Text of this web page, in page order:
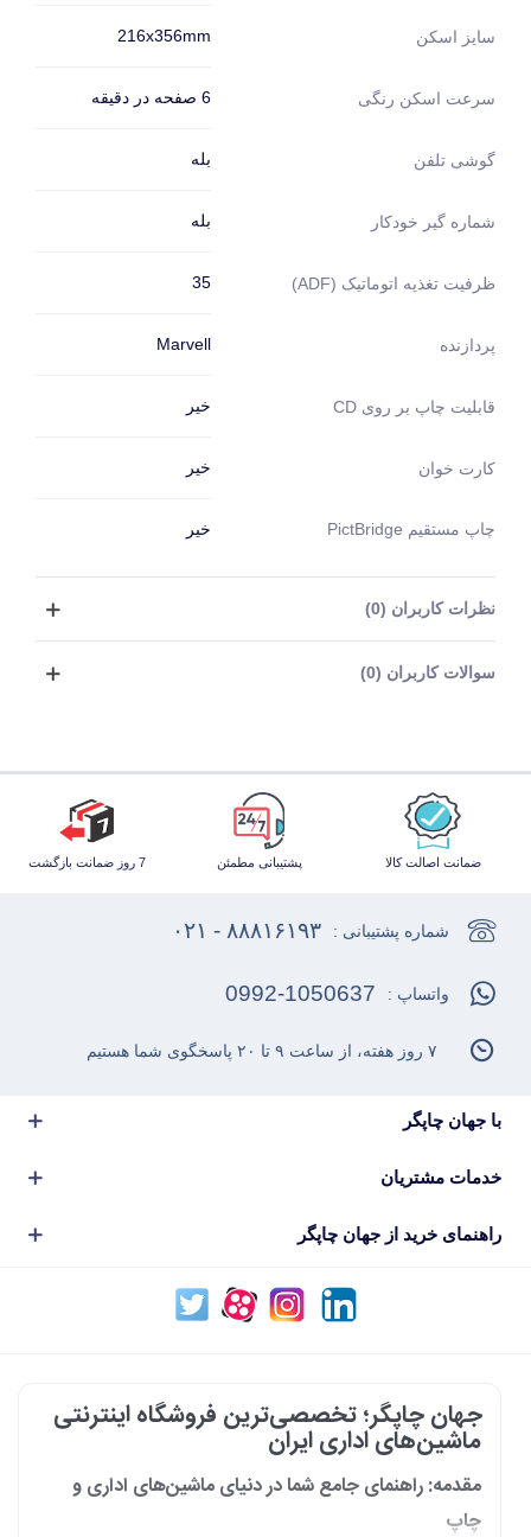
سایز اسکن 216x356mm
سرعت اسکن رنگی 6 صفحه در دقیقه
گوشی تلفن بله
شماره گیر خودکار بله
ظرفیت تغذیه اتوماتیک (ADF) 35
پردازنده Marvell
قابلیت چاپ بر روی CD خیر
کارت خوان خیر
چاپ مستقیم PictBridge خیر
نظرات کاربران (0)
سوالات کاربران (0)
ضمانت اصالت کالا پشتیبانی مطمئن 7 روز ضمانت بازگشت
با جهان چاپگر
خدمات مشتریان
راهنمای خرید از جهان چاپگر
شماره پشتیبانی : ۸۸۸۱۶۱۹۳ - ۰۲۱
واتساپ : 0992-1050637
۷ روز هفته، از ساعت ۹ تا ۲۰ پاسخگوی شما هستیم
جهان چاپگر؛ تخصصی‌ترین فروشگاه اینترنتی
ماشین‌های اداری ایران
مقدمه: راهنمای جامع شما در دنیای ماشین‌های اداری و
چاپ